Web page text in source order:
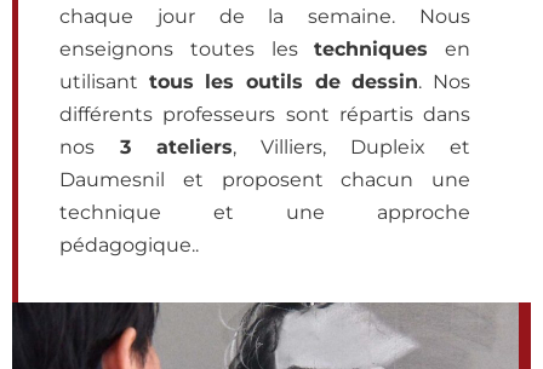
chaque jour de la semaine. Nous
enseignons toutes lestechniques en
utilisant tous les outils de dessin. Nos
différents professeurs sont répartis dans
nos 3 ateliers, Villiers, Dupleix et
Daumesnil et proposent chacun une
technique et une approche
pédagogique..